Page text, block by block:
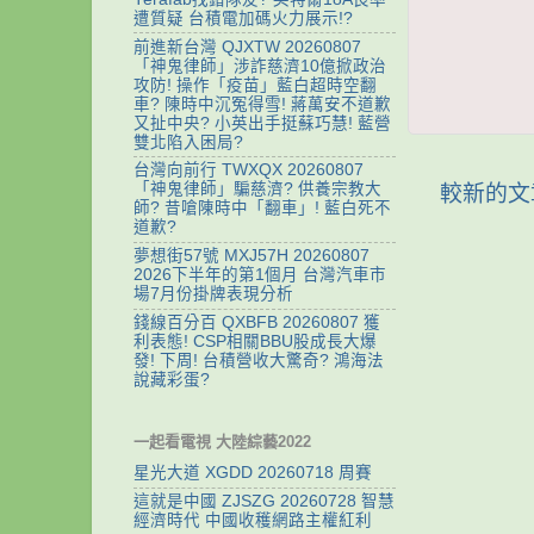
較新的
遭質疑 台積電加碼火力展示!?
前進新台灣 QJXTW 20260807
「神鬼律師」涉詐慈濟10億掀政治
攻防! 操作「疫苗」藍白超時空翻
車? 陳時中沉冤得雪! 蔣萬安不道歉
又扯中央? 小英出手挺蘇巧慧! 藍營
雙北陷入困局?
台灣向前行 TWXQX 20260807
「神鬼律師」騙慈濟? 供養宗教大
師? 昔嗆陳時中「翻車」! 藍白死不
道歉?
夢想街57號 MXJ57H 20260807
2026下半年的第1個月 台灣汽車市
場7月份掛牌表現分析
錢線百分百 QXBFB 20260807 獲
利表態! CSP相關BBU股成長大爆
發! 下周! 台積營收大驚奇? 鴻海法
說藏彩蛋?
一起看電視 大陸綜藝2022
星光大道 XGDD 20260718 周賽
這就是中國 ZJSZG 20260728 智慧
經濟時代 中國收穫網路主權紅利